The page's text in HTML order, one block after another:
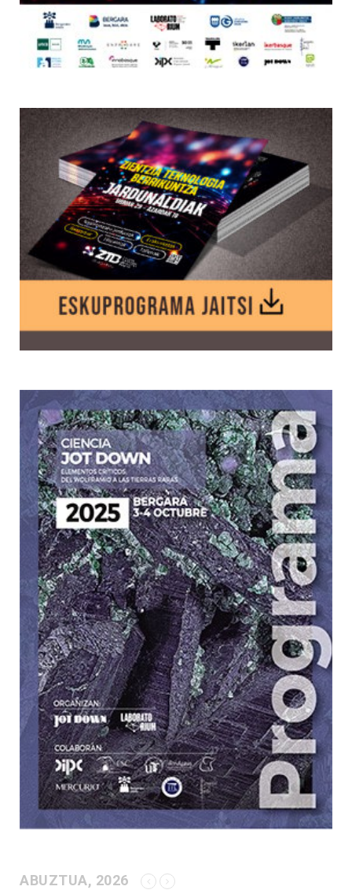
ABUZTUA, 2026